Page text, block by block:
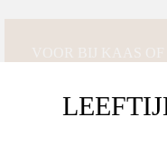
Domaine la